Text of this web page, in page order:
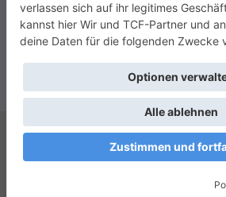
Copyright © 2026